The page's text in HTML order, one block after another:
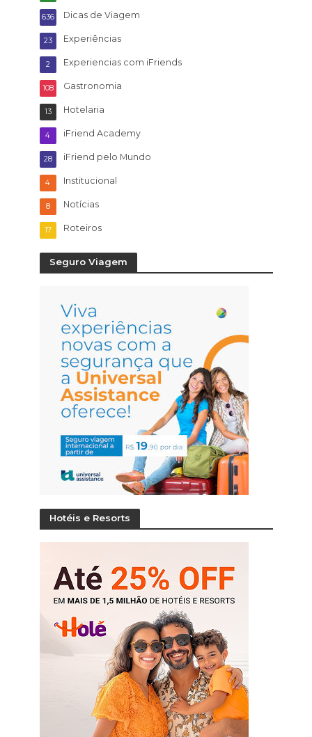
Dicas de Viagem
636
Experiências
23
Experiencias com iFriends
2
Gastronomia
108
Hotelaria
13
iFriend Academy
4
iFriend pelo Mundo
28
Institucional
4
Notícias
8
Roteiros
17
Seguro Viagem
Hotéis e Resorts